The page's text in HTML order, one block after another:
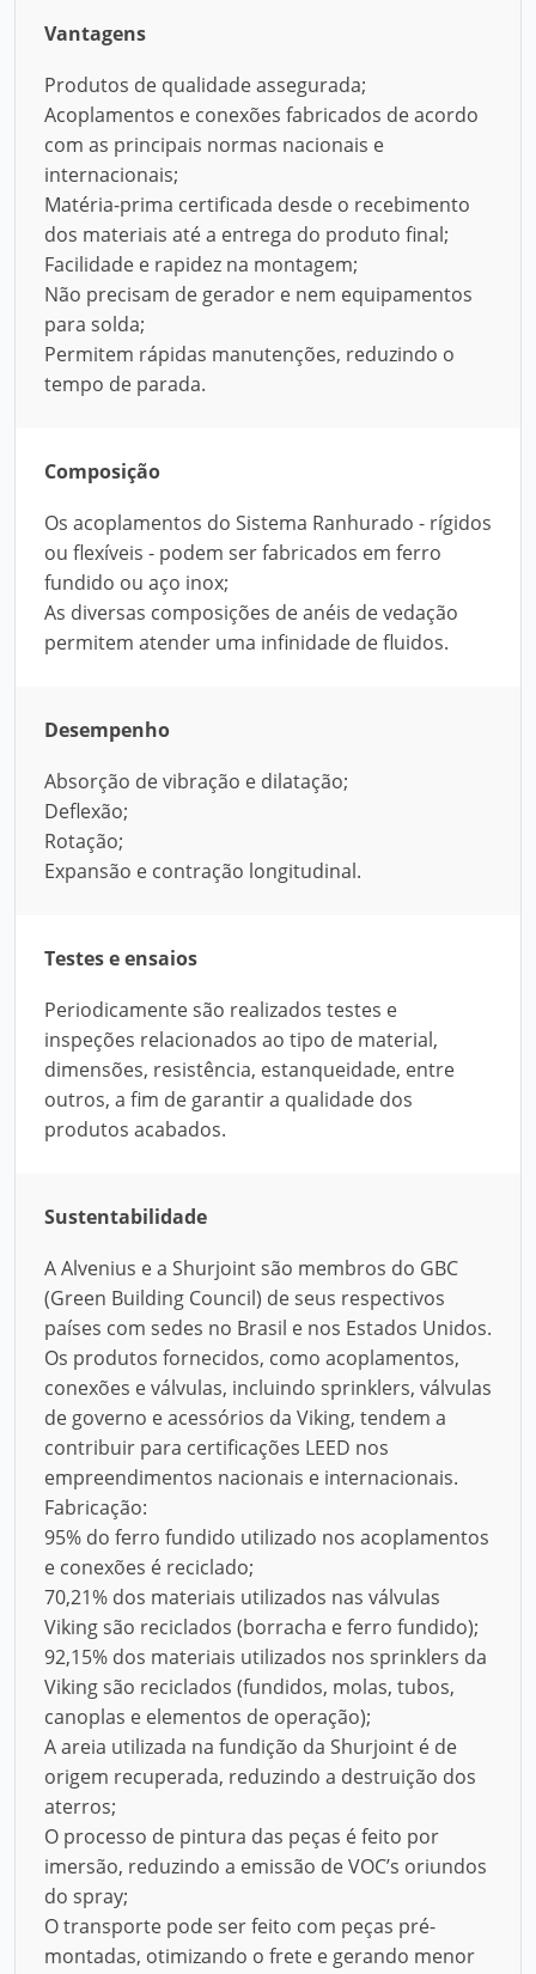
Vantagens
Produtos de qualidade assegurada;
Acoplamentos e conexões fabricados de acordo
com as principais normas nacionais e
internacionais;
Matéria-prima certificada desde o recebimento
dos materiais até a entrega do produto final;
Facilidade e rapidez na montagem;
Não precisam de gerador e nem equipamentos
para solda;
Permitem rápidas manutenções, reduzindo o
tempo de parada.
Composição
Os acoplamentos do Sistema Ranhurado - rígidos
ou flexíveis - podem ser fabricados em ferro
fundido ou aço inox;
As diversas composições de anéis de vedação
permitem atender uma infinidade de fluidos.
Desempenho
Absorção de vibração e dilatação;
Deflexão;
Rotação;
Expansão e contração longitudinal.
Testes e ensaios
Periodicamente são realizados testes e
inspeções relacionados ao tipo de material,
dimensões, resistência, estanqueidade, entre
outros, a fim de garantir a qualidade dos
produtos acabados.
Sustentabilidade
A Alvenius e a Shurjoint são membros do GBC
(Green Building Council) de seus respectivos
países com sedes no Brasil e nos Estados Unidos.
Os produtos fornecidos, como acoplamentos,
conexões e válvulas, incluindo sprinklers, válvulas
de governo e acessórios da Viking, tendem a
contribuir para certificações LEED nos
empreendimentos nacionais e internacionais.
Fabricação:
95% do ferro fundido utilizado nos acoplamentos
e conexões é reciclado;
70,21% dos materiais utilizados nas válvulas
Viking são reciclados (borracha e ferro fundido);
92,15% dos materiais utilizados nos sprinklers da
Viking são reciclados (fundidos, molas, tubos,
canoplas e elementos de operação);
A areia utilizada na fundição da Shurjoint é de
origem recuperada, reduzindo a destruição dos
aterros;
O processo de pintura das peças é feito por
imersão, reduzindo a emissão de VOC’s oriundos
do spray;
O transporte pode ser feito com peças pré-
montadas, otimizando o frete e gerando menor